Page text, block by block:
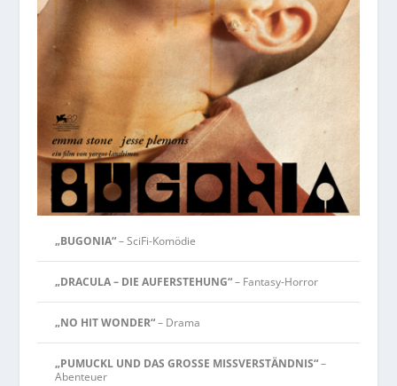
„BUGONIA“– SciFi-Komödie
„DRACULA – DIE AUFERSTEHUNG“– Fantasy-Horror
„NO HIT WONDER“– Drama
„PUMUCKL UND DAS GROSSE MISSVERSTÄNDNIS“–
Abenteuer